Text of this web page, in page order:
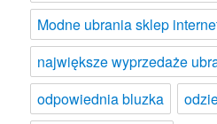
Modne ubrania sklep
największe wyprzedaże
odpowiednia bluzka